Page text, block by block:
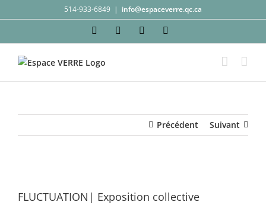
au
514-933-6849 | info@espaceverre.qc.ca
FacebookInstagramYouTube
Précédent Suivant
l'image
FLUCTUATION| Exposition collective